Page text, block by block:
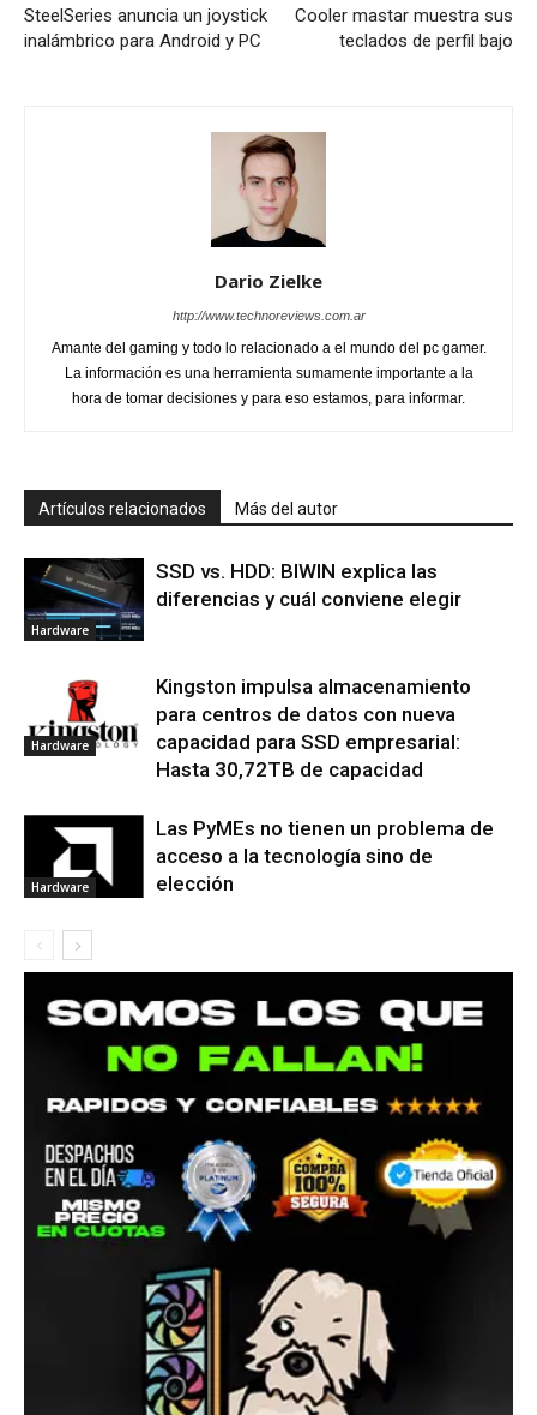
SteelSeries anuncia un joystick
inalámbrico para Android y PC
Cooler mastar muestra sus
teclados de perfil bajo
Dario Zielke
http://www.technoreviews.com.ar
Amante del gaming y todo lo relacionado a el mundo del pc gamer.
La información es una herramienta sumamente importante a la
hora de tomar decisiones y para eso estamos, para informar.
Artículos relacionados Más del autor
Hardware
SSD vs. HDD: BIWIN explica las
diferencias y cuál conviene elegir
Hardware
Kingston impulsa almacenamiento
para centros de datos con nueva
capacidad para SSD empresarial:
Hasta 30,72TB de capacidad
Hardware
Las PyMEs no tienen un problema de
acceso a la tecnología sino de
elección